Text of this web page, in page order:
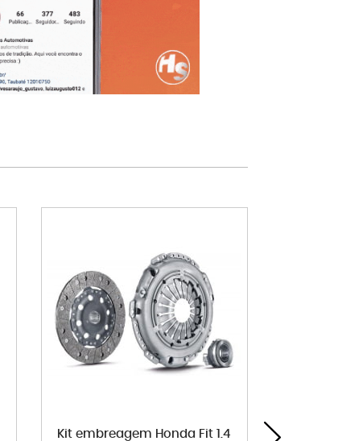
Kit embreagem Honda Fit 1.4